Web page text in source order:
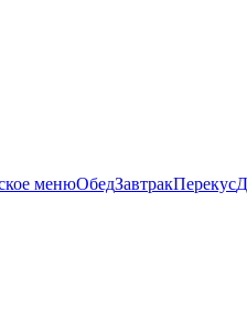
менюОбедЗавтракПерекус